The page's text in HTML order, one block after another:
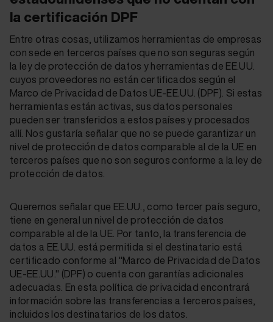
la certificación DPF
Entre otras cosas, utilizamos herramientas de empresas
con sede en terceros países que no son seguras según
la ley de protección de datos y herramientas de EE.UU.
cuyos proveedores no están certificados según el
Marco de Privacidad de Datos UE-EE.UU. (DPF). Si estas
herramientas están activas, sus datos personales
pueden ser transferidos a estos países y procesados
allí. Nos gustaría señalar que no se puede garantizar un
nivel de protección de datos comparable al de la UE en
terceros países que no son seguros conforme a la ley de
protección de datos.
Queremos señalar que EE.UU., como tercer país seguro,
tiene en general un nivel de protección de datos
comparable al de la UE. Por tanto, la transferencia de
datos a EE.UU. está permitida si el destinatario está
certificado conforme al "Marco de Privacidad de Datos
UE-EE.UU." (DPF) o cuenta con garantías adicionales
adecuadas. En esta política de privacidad encontrará
información sobre las transferencias a terceros países,
incluidos los destinatarios de los datos.